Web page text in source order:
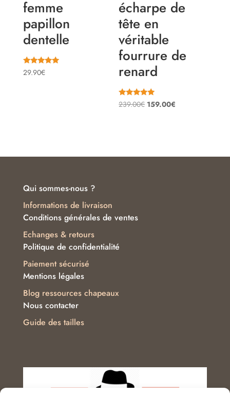
femme
papillon
dentelle
Note
5.00
29.90€
écharpe de
tête en
véritable
fourrure de
renard
Note
5.00
239.00€ Le
239.00€.
159.00€
159.00€.
Qui sommes-nous ?
Conditions générales de ventes
Politique de confidentialité
Mentions légales
Nous contacter
Informations de livraison
Echanges & retours
Paiement sécurisé
Blog ressources chapeaux
Guide des tailles